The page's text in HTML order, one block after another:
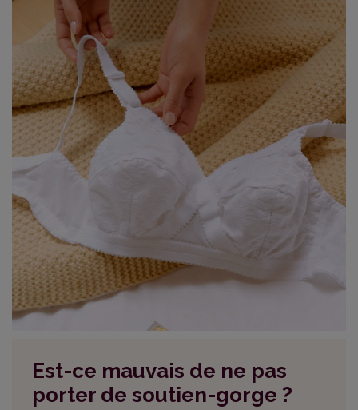
Est-ce mauvais de ne pas
porter de soutien-gorge ?